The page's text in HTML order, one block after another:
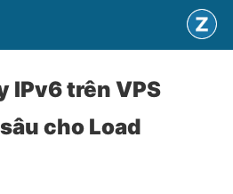
IPv6 trên VPS
cho Load